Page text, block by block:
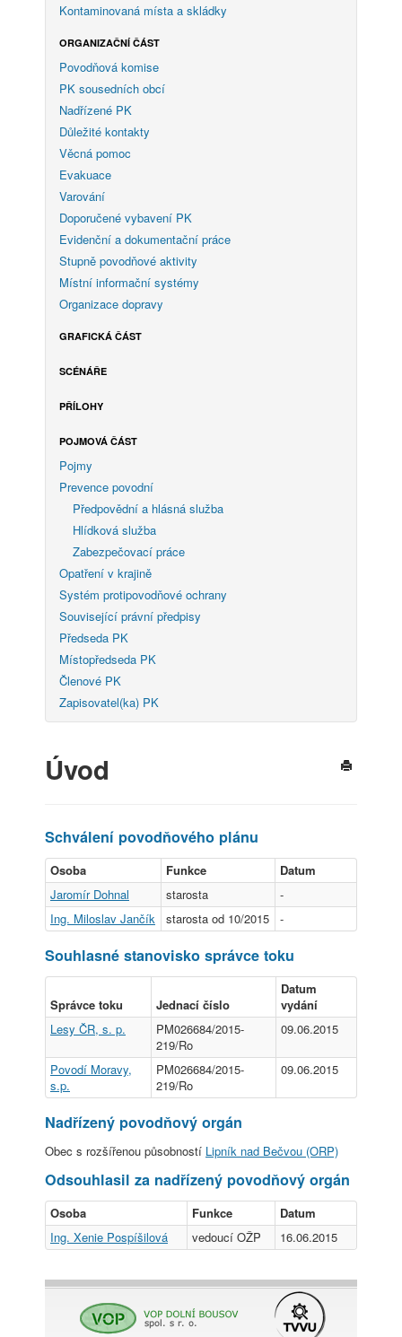
Kontaminovaná místa a skládky
ORGANIZAČNÍ ČÁST
Povodňová komise
PK sousedních obcí
Nadřízené PK
Důležité kontakty
Věcná pomoc
Evakuace
Varování
Doporučené vybavení PK
Evidenční a dokumentační práce
Stupně povodňové aktivity
Místní informační systémy
Organizace dopravy
GRAFICKÁ ČÁST
SCÉNÁŘE
PŘÍLOHY
POJMOVÁ ČÁST
Pojmy
Prevence povodní
Předpovědní a hlásná služba
Hlídková služba
Zabezpečovací práce
Opatření v krajině
Systém protipovodňové ochrany
Související právní předpisy
Předseda PK
Místopředseda PK
Členové PK
Zapisovatel(ka) PK
Úvod
Schválení povodňového plánu
Osoba Funkce
Datum
Jaromír Dohnal
starosta
-
Ing. Miloslav Jančík
starosta od 10/2015 -
Souhlasné stanovisko správce toku
Správce toku Jednací číslo
Datum
vydání
Lesy ČR, s. p.
PM026684/2015-
219/Ro
09.06.2015
Povodí Moravy,
s.p.
PM026684/2015-
219/Ro
09.06.2015
Nadřízený povodňový orgán
Obec s rozšířenou působností Lipník nad Bečvou (ORP)
Odsouhlasil za nadřízený povodňový orgán
Osoba Funkce
Datum
Ing. Xenie Pospíšilová
vedoucí OŽP 16.06.2015